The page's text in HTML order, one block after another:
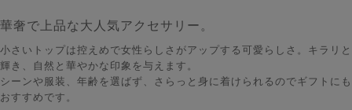
華奢で上品な大人気アクセサリー。
小さいトップは控えめで女性らしさがアップする可愛らしさ。キラリと
輝き、自然と華やかな印象を与えます。
シーンや服装、年齢を選ばず、さらっと身に着けられるのでギフトにも
おすすめです。